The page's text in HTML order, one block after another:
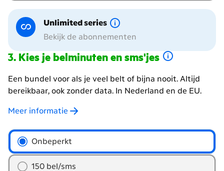
Unlimited series
Bekijk de abonnementen
Kies je belminuten en sms'jes
Een bundel voor als je veel belt of bijna nooit. Altijd
bereikbaar, ook zonder data. In Nederland en de EU.
Meer informatie
hoeveel
belminuten
en
Onbeperkt
150 bel/sms